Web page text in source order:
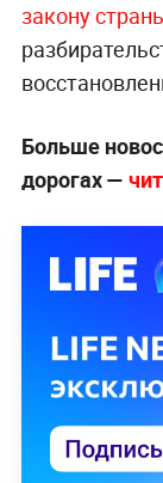
закону
Больше
дорогах —